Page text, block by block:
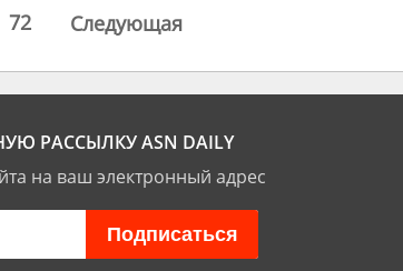
72 Следующая
РАССЫЛКУ ASN DAILY
на ваш электронный адрес